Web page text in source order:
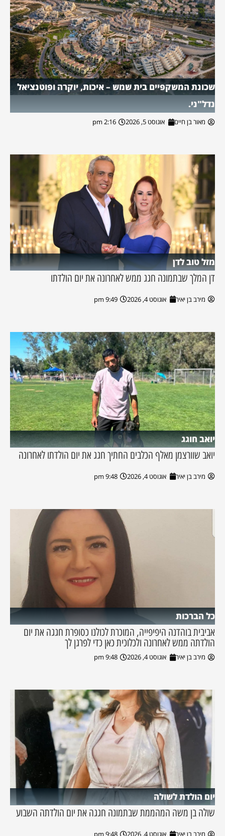
שכונת המשקפיים בית שמש – איכות, יוקרה ופוטנציאל
נדל"ני.
מאור בן חיים אוגוסט 5, 2026 2:16 pm
מזל טוב לדן
דן המלך שבתמונה חגג ממש לאחרונה את יום הולדתו
מירב בן יאיר אוגוסט 4, 2026 9:49 pm
יואב חוגג
יואב שוורצמן מאלף הכלבים החתיך חגג את יום הולדתו לאחרונה
מירב בן יאיר אוגוסט 4, 2026 9:48 pm
כל הברכות
אביבית בוהדנה היפיפייה, המוכרת לכולנו כסופרת חגגה את יום
הולדתה ממש לאחרונה ולכלוכית כאן כדי לפרגן לך
מירב בן יאיר אוגוסט 4, 2026 9:48 pm
יום הולדת לשולה
שולה בן משה המהממת שבתמונה חגגה את יום הולדתה השבוע
מירב בן יאיר אוגוסט 4, 2026 9:48 pm